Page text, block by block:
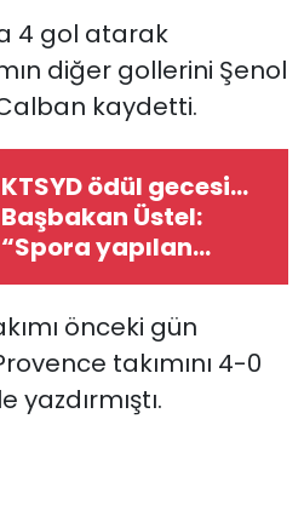
4 gol atarak
diğer gollerini Şenol
kaydetti.
KTSYD ödül gecesi...
Başbakan Üstel:
“Spora yapılan
yatırım, geleceğe,
değerli yatırımdır”
önceki gün
takımını 4-0
yazdırmıştı.